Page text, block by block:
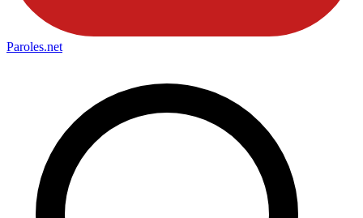
Paroles.net